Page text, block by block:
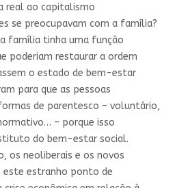
real ao capitalismo
se preocupavam com a família?
família tinha uma função
poderiam restaurar a ordem
o estado de bem-estar
para que as pessoas
de parentesco – voluntário,
– porque isso
do bem-estar social.
os neoliberais e os novos
este estranho ponto de